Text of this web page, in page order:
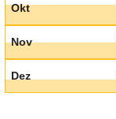
Okt
Nov
Dez